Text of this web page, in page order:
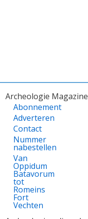
Archeologie Magazine
Abonnement
Adverteren
Contact
Nummer
nabestellen
Van
Oppidum
Batavorum
tot
Romeins
Fort
Vechten